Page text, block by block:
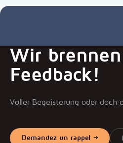
Wir
Feedback!
Voller Begeisterung oder doch
Demandez un rappel